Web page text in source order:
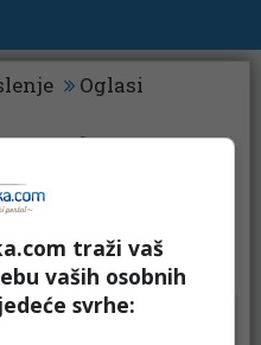
Oglasi
traži vaš
vaših osobnih
svrhe: